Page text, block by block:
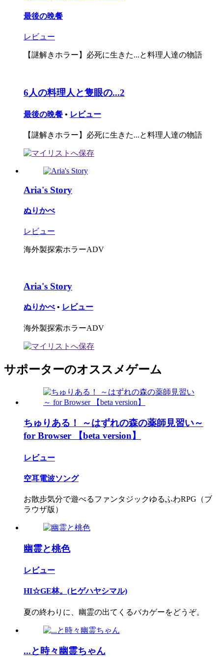
最後の晩餐
レビュー
【謎解きホラー】必死に生きた...と料理人達の物語
6人の料理人と隻眼の...2
最後の晩餐 • レビュー
【謎解きホラー】必死に生きた...と料理人達の物語
Aria's Story
ぬりかべ
レビュー
海外製探索ホラーADV
Aria's Story
ぬりかべ • レビュー
海外製探索ホラーADV
サポーターのオススメゲーム
ちゅりある！ ～はずれの森の薬師見習い～
for Browser 【beta version】
レビュー
空耳電波ソング
お散歩気分で遊べるファンタジックゆるふわRPG（ブ
ラウザ版）
幽霊と桃色
レビュー
HI☆GE林。(ヒゲハヤシマル)
夏の終わりに、幽霊の出てくるバカゲーをどうぞ。
...と時々幽霊ちゃん